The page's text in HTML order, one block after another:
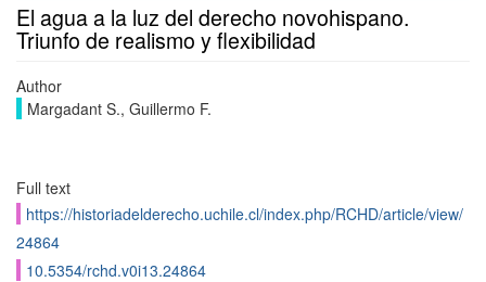
El agua a la luz del derecho novohispano.
Triunfo de realismo y flexibilidad
Author
Margadant S., Guillermo F.
Full text
https://historiadelderecho.uchile.cl/index.php/RCHD/article/view/
24864
10.5354/rchd.v0i13.24864